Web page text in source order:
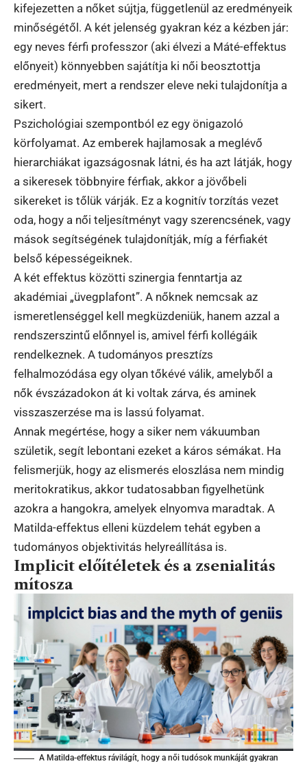
kifejezetten a nőket sújtja, függetlenül az eredményeik
minőségétől. A két jelenség gyakran kéz a kézben jár:
egy neves férfi professzor (aki élvezi a Máté-effektus
előnyeit) könnyebben sajátítja ki női beosztottja
eredményeit, mert a rendszer eleve neki tulajdonítja a
sikert.
Pszichológiai szempontból ez egy önigazoló
körfolyamat. Az emberek hajlamosak a meglévő
hierarchiákat igazságosnak látni, és ha azt látják, hogy
a sikeresek többnyire férfiak, akkor a jövőbeli
sikereket is tőlük várják. Ez a kognitív torzítás vezet
oda, hogy a női teljesítményt vagy szerencsének, vagy
mások segítségének tulajdonítják, míg a férfiakét
belső képességeiknek.
A két effektus közötti szinergia fenntartja az
akadémiai „üvegplafont”. A nőknek nemcsak az
ismeretlenséggel kell megküzdeniük, hanem azzal a
rendszerszintű előnnyel is, amivel férfi kollégáik
rendelkeznek. A tudományos presztízs
felhalmozódása egy olyan tőkévé válik, amelyből a
nők évszázadokon át ki voltak zárva, és aminek
visszaszerzése ma is lassú folyamat.
Annak megértése, hogy a siker nem vákuumban
születik, segít lebontani ezeket a káros sémákat. Ha
felismerjük, hogy az elismerés eloszlása nem mindig
meritokratikus, akkor tudatosabban figyelhetünk
azokra a hangokra, amelyek elnyomva maradtak. A
Matilda-effektus elleni küzdelem tehát egyben a
tudományos objektivitás helyreállítása is.
Implicit előítéletek és a zsenialitás
mítosza
A Matilda-effektus rávilágít, hogy a női tudósok munkáját gyakran